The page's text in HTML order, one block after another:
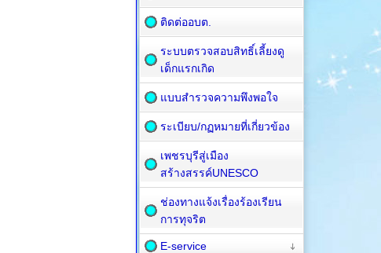
ติดต่ออบต.
ระบบตรวจสอบสิทธิ์เลี้ยงดู
เด็กแรกเกิด
แบบสำรวจความพึงพอใจ
ระเบียบ/กฏหมายที่เกี่ยวข้อง
เพชรบุรีสู่เมือง
สร้างสรรค์UNESCO
ช่องทางแจ้งเรื่องร้องเรียน
การทุจริต
E-service